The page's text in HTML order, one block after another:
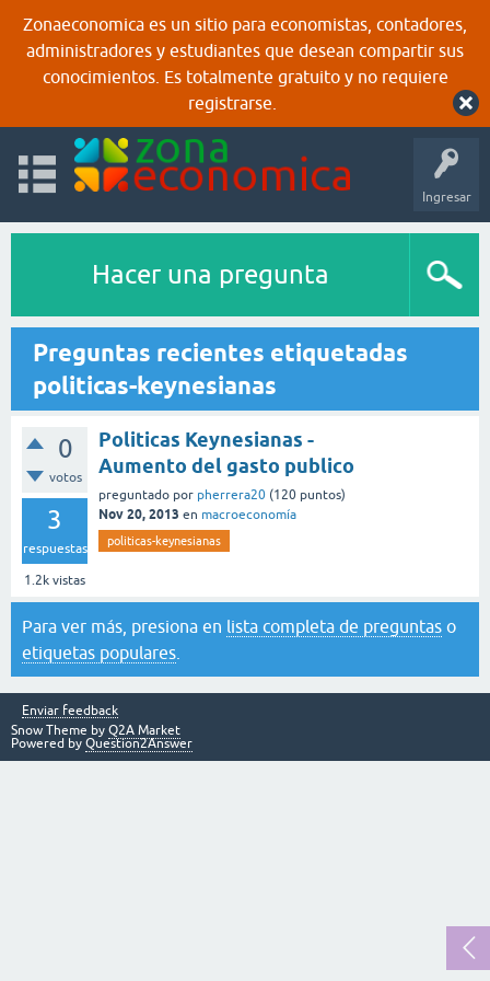
Zonaeconomica es un sitio para economistas, contadores,
administradores y estudiantes que desean compartir sus
conocimientos. Es totalmente gratuito y no requiere
registrarse.
Ingresar
Hacer una pregunta
Preguntas recientes etiquetadas
politicas-keynesianas
0
votos
3
respuestas
1.2k vistas
Politicas Keynesianas -
Aumento del gasto publico
preguntado por pherrera20 (120 puntos)
Nov 20, 2013 en macroeconomía
politicas-keynesianas
Para ver más, presiona en lista completa de preguntas o
etiquetas populares
Enviar feedback
Snow Theme by Q2A Market
Powered by Question2Answer